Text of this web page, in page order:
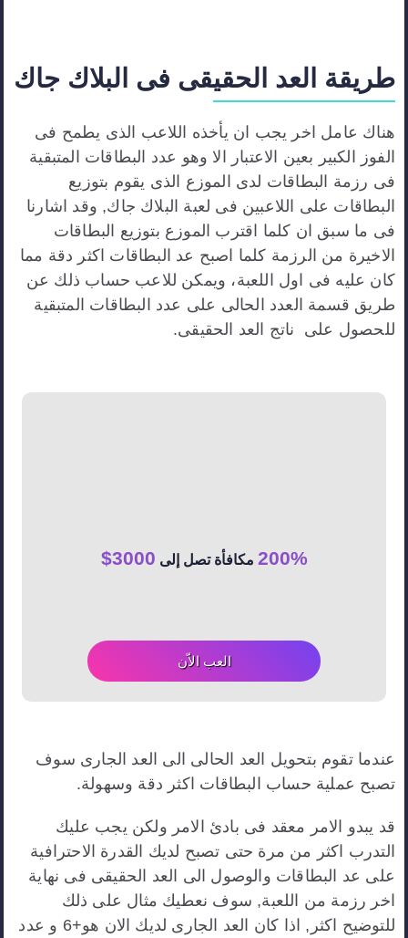
طريقة العد الحقيقى فى البلاك جاك
هناك عامل اخر يجب ان يأخذه اللاعب الذى يطمح فى
الفوز الكبير بعين الاعتبار الا وهو عدد البطاقات المتبقية
فى رزمة البطاقات لدى الموزع الذى يقوم بتوزيع
البطاقات على اللاعبين فى لعبة البلاك جاك, وقد اشارنا
فى ما سبق ان كلما اقترب الموزع بتوزيع البطاقات
الاخيرة من الرزمة كلما اصبح عد البطاقات اكثر دقة مما
كان عليه فى اول اللعبة، ويمكن للاعب حساب ذلك عن
طريق قسمة العدد الحالى على عدد البطاقات المتبقية
للحصول على ناتج العد الحقيقى.
200%مكافأة تصل إلى 3000$
العب الاّن
عندما تقوم بتحويل العد الحالى الى العد الجارى سوف
تصبح عملية حساب البطاقات اكثر دقة وسهولة.
قد يبدو الامر معقد فى بادئ الامر ولكن يجب عليك
التدرب اكثر من مرة حتى تصبح لديك القدرة الاحترافية
على عد البطاقات والوصول الى العد الحقيقى فى نهاية
اخر رزمة من اللعبة, سوف نعطيك مثال على ذلك
للتوضيح اكثر, اذا كان العد الجارى لديك الان هو+6 و عدد